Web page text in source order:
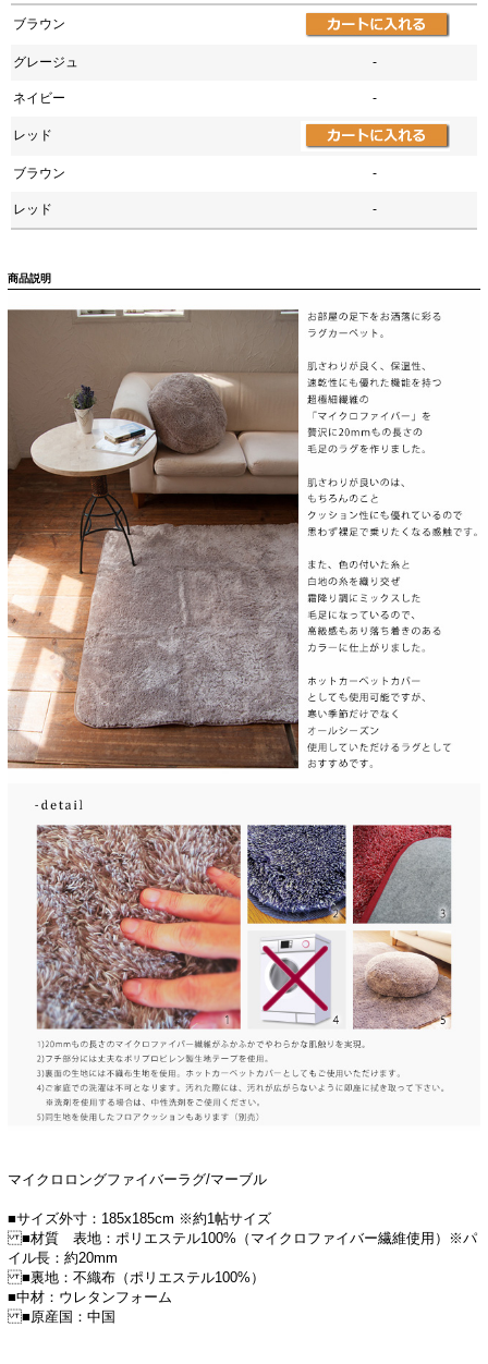
ブラウン
グレージュ -
ネイビー -
レッド
ブラウン -
レッド -
商品説明
マイクロロングファイバーラグ/マーブル
■サイズ外寸：185x185cm ※約1帖サイズ
■材質 表地：ポリエステル100%（マイクロファイバー繊維使用）※パ
イル長：約20mm
■裏地：不織布（ポリエステル100%）
■中材：ウレタンフォーム
■原産国：中国